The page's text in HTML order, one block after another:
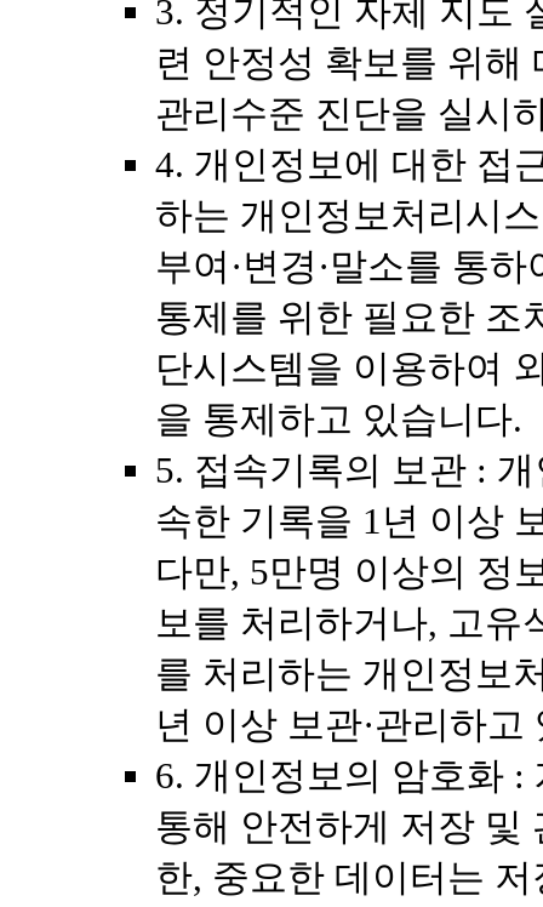
3. 정기적인 자체 지도
련 안정성 확보를 위해
관리수준 진단을 실시
4. 개인정보에 대한 접
하는 개인정보처리시
부여·변경·말소를 통
통제를 위한 필요한 조
단시스템을 이용하여
을 통제하고 있습니다.
5. 접속기록의 보관 :
속한 기록을 1년 이상
다만, 5만명 이상의 정
보를 처리하거나, 고유
를 처리하는 개인정보
년 이상 보관·관리하고
6. 개인정보의 암호화 :
통해 안전하게 저장 및
한, 중요한 데이터는